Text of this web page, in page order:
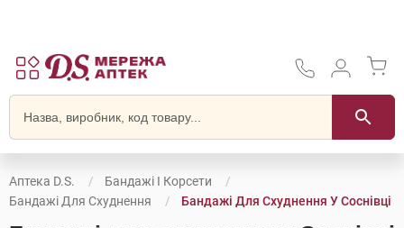
Аптека D.S.
Бандажі І Корсети
Бандажі Для Схуднення
Бандажі Для Схуднення У Соснівці